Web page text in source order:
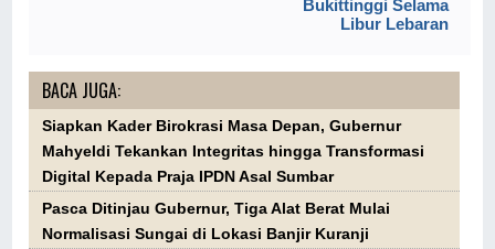
Bukittinggi Selama
Libur Lebaran
BACA JUGA:
Siapkan Kader Birokrasi Masa Depan, Gubernur
Mahyeldi Tekankan Integritas hingga Transformasi
Digital Kepada Praja IPDN Asal Sumbar
Pasca Ditinjau Gubernur, Tiga Alat Berat Mulai
Normalisasi Sungai di Lokasi Banjir Kuranji